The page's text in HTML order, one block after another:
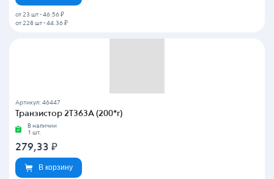
от 23 шт - 46.56 ₽
от 228 шт - 44.36 ₽
Артикул: 46447
Транзистор 2Т363А (200*г)
В наличии
1 шт.
279,33 ₽
В корзину